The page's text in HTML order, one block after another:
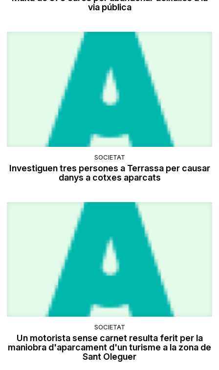
via pública
SOCIETAT
Investiguen tres persones a Terrassa per causar
danys a cotxes aparcats
SOCIETAT
Un motorista sense carnet resulta ferit per la
maniobra d'aparcament d'un turisme a la zona de
Sant Oleguer